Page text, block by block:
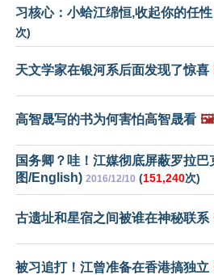
习核心：小蛤江绵恒,收起你的任性
次)
天文学家在银河系后面发现了惊喜
高智晟写的书为何害怕高智晟看 🖼️
国务卿？哇！江媒彻底屏蔽罗拉
图/English) 2016/12/10 (151,240次)
古遗址和星宿之间被谁在神秘联系
被习追打！江曾准备在香港搞独立